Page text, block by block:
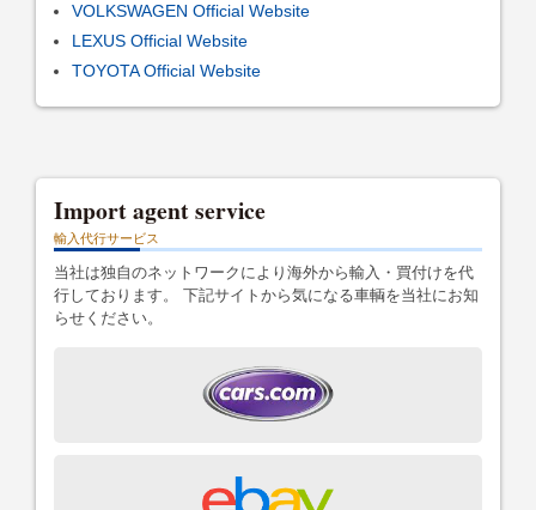
VOLKSWAGEN Official Website
LEXUS Official Website
TOYOTA Official Website
Import agent service
輸入代行サービス
当社は独自のネットワークにより海外から輸入・買付けを代
行しております。 下記サイトから気になる車輌を当社にお知
らせください。